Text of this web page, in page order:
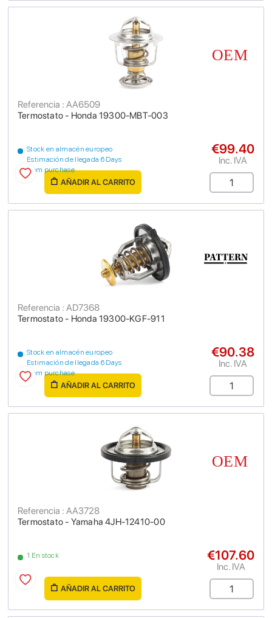
Termostato - Honda 19300-MBT-003
Referencia : AA6509
Stock en almacén europeo
Estimación de llegada 6 Days
from purchase
€99.40
Inc. IVA
AÑADIR AL CARRITO
Termostato - Honda 19300-KGF-911
Referencia : AD7368
Stock en almacén europeo
Estimación de llegada 6 Days
from purchase
€90.38
Inc. IVA
AÑADIR AL CARRITO
Termostato - Yamaha 4JH-12410-00
Referencia : AA3728
1 En stock €107.60
Inc. IVA
AÑADIR AL CARRITO